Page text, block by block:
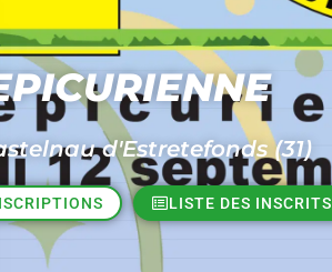
d'Estretefonds (31)
LISTE DES INSCRITS